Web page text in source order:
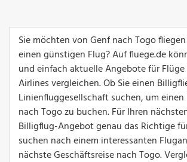
Sie möchten von Genf nach Togo
einen günstigen Flug? Auf fluege.de
und einfach aktuelle Angebote für
Airlines vergleichen. Ob Sie einen
Linienfluggesellschaft suchen, um
nach Togo zu buchen. Für Ihren
Billigflug-Angebot genau das Richtige
suchen nach einem interessanten
nächste Geschäftsreise nach Togo.